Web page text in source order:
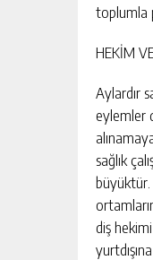
toplumla
HEKİM
Aylardır
eylemler
sağlık
büyüktür.
diş